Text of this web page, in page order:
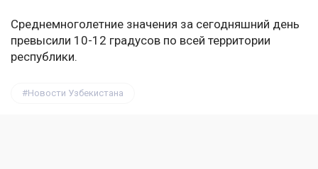
Среднемноголетние значения за сегодняшний день
превысили 10-12 градусов по всей территории
республики.
Новости Узбекистана